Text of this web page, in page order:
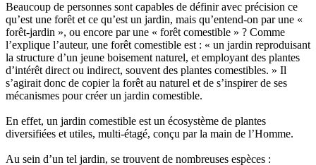
Beaucoup de personnes sont capables de définir avec précision ce
qu’est une forêt et ce qu’est un jardin, mais qu’entend-on par une «
forêt-jardin », ou encore par une « forêt comestible » ? Comme
l’explique l’auteur, une forêt comestible est : « un jardin reproduisant
la structure d’un jeune boisement naturel, et employant des plantes
d’intérêt direct ou indirect, souvent des plantes comestibles. » Il
s’agirait donc de copier la forêt au naturel et de s’inspirer de ses
mécanismes pour créer un jardin comestible.
En effet, un jardin comestible est un écosystème de plantes
diversifiées et utiles, multi-étagé, conçu par la main de l’Homme.
Au sein d’un tel jardin, se trouvent de nombreuses espèces :